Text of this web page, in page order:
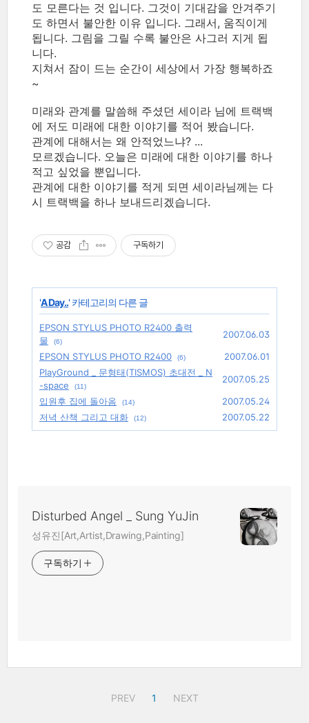
도 모른다는 것 입니다. 그것이 기대감을 안겨주기
도 하면서 불안한 이유 입니다. 그래서, 움직이게
됩니다. 그림을 그릴 수록 불안은 사그러 지게 됩
니다.
지쳐서 잠이 드는 순간이 세상에서 가장 행복하죠
~
미래와 관계를 말씀해 주셨던 세이라 님에 트랙백
에 저도 미래에 대한 이야기를 적어 봤습니다.
관계에 대해서는 왜 안적었느냐? ...
모르겠습니다. 오늘은 미래에 대한 이야기를 하나
적고 싶었을 뿐입니다.
관계에 대한 이야기를 적게 되면 세이라님께는 다
시 트랙백을 하나 보내드리겠습니다.
공감 구독하기
'A Day..' 카테고리의 다른 글
EPSON STYLUS PHOTO R2400 출력
물
(6)
2007.06.03
EPSON STYLUS PHOTO R2400
(6)
2007.06.01
PlayGround _ 문형태(TISMOS) 초대전 _ N
-space
(11)
2007.05.25
입원후 집에 돌아옴
(14)
2007.05.24
저녁 산책 그리고 대화
(12) 2007.05.22
Disturbed Angel _ Sung YuJin
성유진[Art,Artist,Drawing,Painting]
구독하기
PREV 1 NEXT